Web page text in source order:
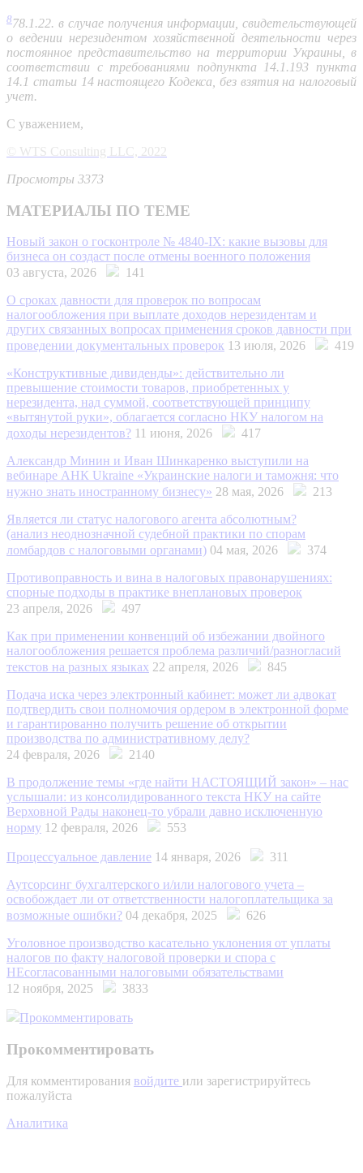
8 78.1.22. в случае получения информации, свидетельствующей
о ведении нерезидентом хозяйственной деятельности через
постоянное представительство на территории Украины, в
соответствии с требованиями подпункта 14.1.193 пункта
14.1 статьи 14 настоящего Кодекса, без взятия на налоговый
учет.
С уважением,
© WTS Consulting LLC, 2022
Просмотры 3373
МАТЕРИАЛЫ ПО ТЕМЕ
Новый закон о госконтроле № 4840-IX: какие вызовы для
бизнеса он создаст после отмены военного положения
03 августа, 2026
141
О сроках давности для проверок по вопросам
налогообложения при выплате доходов нерезидентам и
других связанных вопросах применения сроков давности при
проведении документальных проверок 13 июля, 2026
419
«Конструктивные дивиденды»: действительно ли
превышение стоимости товаров, приобретенных у
нерезидента, над суммой, соответствующей принципу
«вытянутой руки», облагается согласно НКУ налогом на
доходы нерезидентов? 11 июня, 2026
417
Александр Минин и Иван Шинкаренко выступили на
вебинаре АНК Ukraine «Украинские налоги и таможня: что
нужно знать иностранному бизнесу» 28 мая, 2026
213
Является ли статус налогового агента абсолютным?
(анализ неоднозначной судебной практики по спорам
ломбардов с налоговыми органами) 04 мая, 2026
374
Противоправность и вина в налоговых правонарушениях:
спорные подходы в практике внеплановых проверок
23 апреля, 2026
497
Как при применении конвенций об избежании двойного
налогообложения решается проблема различий/разногласий
текстов на разных языках 22 апреля, 2026
845
Подача иска через электронный кабинет: может ли адвокат
подтвердить свои полномочия ордером в электронной форме
и гарантированно получить решение об открытии
производства по административному делу?
24 февраля, 2026
2140
В продолжение темы «где найти НАСТОЯЩИЙ закон» – нас
услышали: из консолидированного текста НКУ на сайте
Верховной Рады наконец-то убрали давно исключенную
норму 12 февраля, 2026 553
Процессуальное давление 14 января, 2026
311
Аутсорсинг бухгалтерского и/или налогового учета –
освобождает ли от ответственности налогоплательщика за
возможные ошибки? 04 декабря, 2025
626
Уголовное производство касательно уклонения от уплаты
налогов по факту налоговой проверки и спора с
НЕсогласованными налоговыми обязательствами
12 ноября, 2025
3833
Прокомментировать
Прокомментировать
Для комментирования войдите или зарегистрируйтесь
пожалуйста
Аналитика